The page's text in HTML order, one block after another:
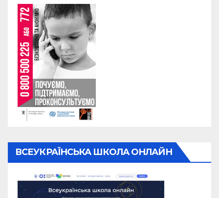
ВСЕУКРАЇНСЬКА ШКОЛА ОНЛАЙН